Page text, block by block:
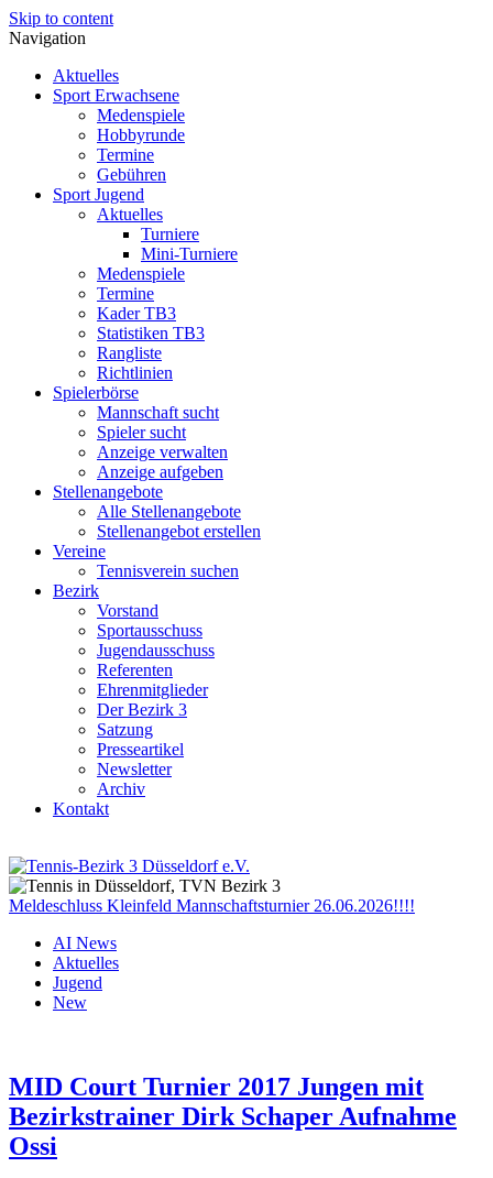
Skip to content
Navigation
Aktuelles
Sport Erwachsene
Medenspiele
Hobbyrunde
Termine
Gebühren
Sport Jugend
Aktuelles
Turniere
Mini-Turniere
Medenspiele
Termine
Kader TB3
Statistiken TB3
Rangliste
Richtlinien
Spielerbörse
Mannschaft sucht
Spieler sucht
Anzeige verwalten
Anzeige aufgeben
Stellenangebote
Alle Stellenangebote
Stellenangebot erstellen
Vereine
Tennisverein suchen
Bezirk
Vorstand
Sportausschuss
Jugendausschuss
Referenten
Ehrenmitglieder
Der Bezirk 3
Satzung
Presseartikel
Newsletter
Archiv
Kontakt
Meldeschluss Kleinfeld Mannschaftsturnier 26.06.2026!!!!
AI News
Aktuelles
Jugend
New
MID Court Turnier 2017 Jungen mit
Bezirkstrainer Dirk Schaper Aufnahme
Ossi